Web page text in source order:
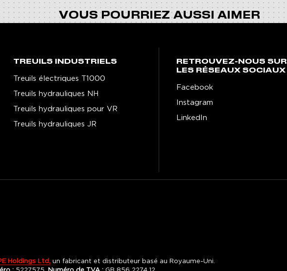
VOUS POURRIEZ AUSSI AIMER
TREUILS INDUSTRIELS
Treuils électriques T1000
Treuils hydrauliques NH
Treuils hydrauliques pour VR
Treuils hydrauliques JR
RETROUVEZ-NOUS SUR
LES RÉSEAUX SOCIAUX
Facebook
Instagram
LinkedIn
Holdings Ltd, un fabricant et distributeur basé au Royaume-Uni.